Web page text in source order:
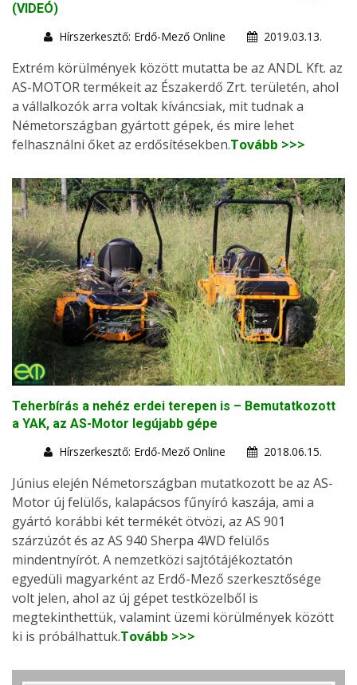
(VIDEÓ)
Hírszerkesztő: Erdő-Mező Online
2019.03.13.
Extrém körülmények között mutatta be az ANDL Kft. az
AS-MOTOR termékeit az Északerdő Zrt. területén, ahol
a vállalkozók arra voltak kíváncsiak, mit tudnak a
Németországban gyártott gépek, és mire lehet
felhasználni őket az erdősítésekben.Tovább >>>
Teherbírás a nehéz erdei terepen is – Bemutatkozott
a YAK, az AS-Motor legújabb gépe
Hírszerkesztő: Erdő-Mező Online
2018.06.15.
Június elején Németországban mutatkozott be az AS-
Motor új felülős, kalapácsos fűnyíró kaszája, ami a
gyártó korábbi két termékét ötvözi, az AS 901
szárzúzót és az AS 940 Sherpa 4WD felülős
mindentnyírót. A nemzetközi sajtótájékoztatón
egyedüli magyarként az Erdő-Mező szerkesztősége
volt jelen, ahol az új gépet testközelből is
megtekinthettük, valamint üzemi körülmények között
ki is próbálhattuk.Tovább >>>